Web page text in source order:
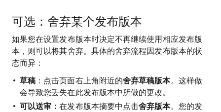
可选：舍弃某个发布版本
如果您在设置发布版本时决定不再继续使用相应发布版
本，则可以将其舍弃。具体的舍弃流程因发布版本的状
态而异：
草稿 ：点击页面右上角附近的舍弃草稿版本。这样做
会导致您丢失在此发布版本中所做的更改。
可以送审：在发布版本摘要中点击舍弃版本。您的发